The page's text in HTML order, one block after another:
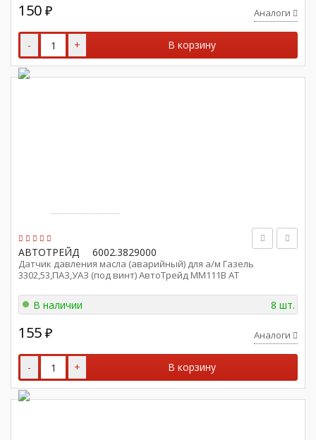
150 ₽ Аналоги
- + В корзину
АВТОТРЕЙД 6002.3829000
Датчик давления масла (аварийный) для а/м Газель
3302,53,ПАЗ,УАЗ (под винт) АвтоТрейд ММ111В AT
В наличии 8 шт.
155 ₽ Аналоги
- + В корзину